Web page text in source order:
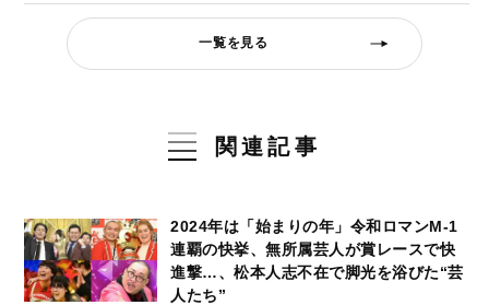
一覧を見る
関連記事
2024年は「始まりの年」令和ロマンM-1
連覇の快挙、無所属芸人が賞レースで快
進撃…、松本人志不在で脚光を浴びた“芸
人たち”